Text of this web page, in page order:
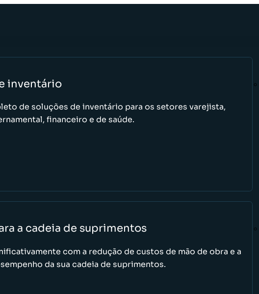
inventário
de soluções de inventário para os setores varejista,
financeiro e de saúde.
a cadeia de suprimentos
com a redução de custos de mão de obra e a
da sua cadeia de suprimentos.